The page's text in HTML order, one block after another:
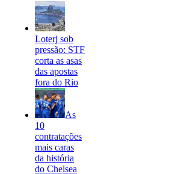
Loterj sob
pressão: STF
corta as asas
das apostas
fora do Rio
As
10
contratações
mais caras
da história
do Chelsea